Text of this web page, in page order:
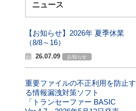
ニュース
【お知らせ】2026年 夏季休業
（8/8～16）
26.07.09 お知らせ
重要ファイルの不正利用を防止す
る情報漏洩対策ソフト
「トランセーファー BASIC